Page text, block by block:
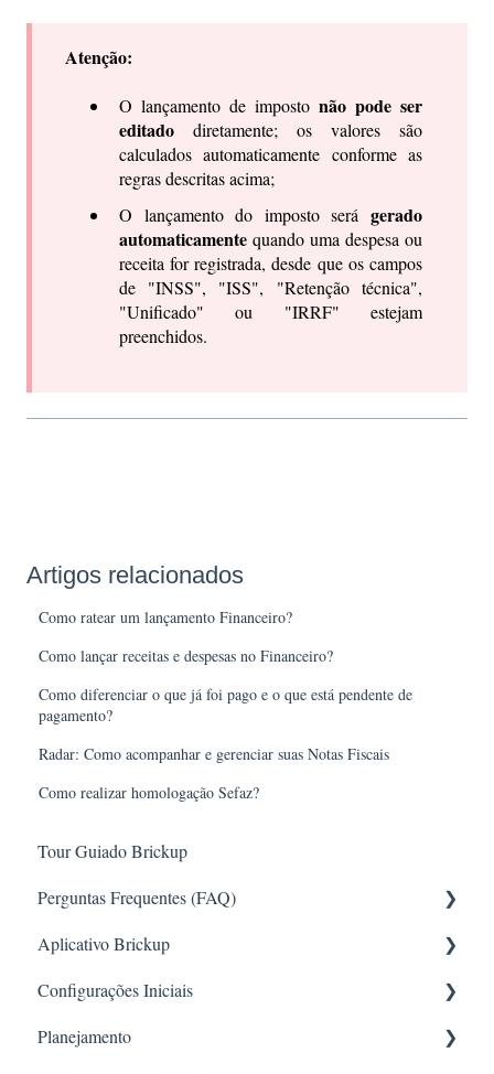
Atenção:
O lançamento de imposto não pode ser
editado diretamente; os valores são
calculados automaticamente conforme as
regras descritas acima;
O lançamento do imposto será gerado
automaticamente quando uma despesa ou
receita for registrada, desde que os campos
de "INSS", "ISS", "Retenção técnica",
"Unificado" ou "IRRF" estejam
preenchidos.
Artigos relacionados
Como ratear um lançamento Financeiro?
Como lançar receitas e despesas no Financeiro?
Como diferenciar o que já foi pago e o que está pendente de
pagamento?
Radar: Como acompanhar e gerenciar suas Notas Fiscais
Como realizar homologação Sefaz?
Tour Guiado Brickup
Perguntas Frequentes (FAQ)
Requisições
RH
Configuração de Permissões
Aplicativo Brickup
App online
Configurações Iniciais
Configurações e Controle Administrativo
Planejamento